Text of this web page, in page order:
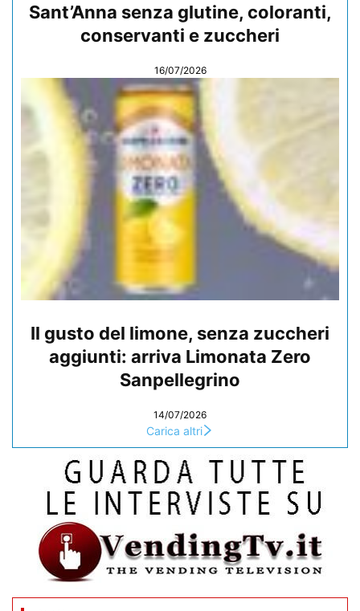
Sant’Anna senza glutine, coloranti,
conservanti e zuccheri
16/07/2026
Il gusto del limone, senza zuccheri
aggiunti: arriva Limonata Zero
Sanpellegrino
14/07/2026
Carica altri